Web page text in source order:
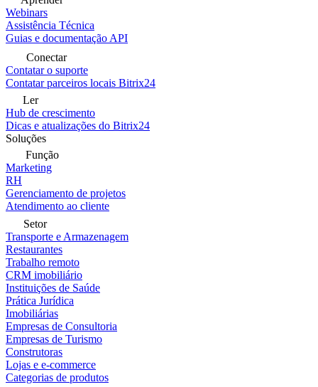
Webinars
Assistência Técnica
Guias e documentação API
Conectar
Contatar o suporte
Contatar parceiros locais Bitrix24
Ler
Hub de crescimento
Dicas e atualizações do Bitrix24
Soluções
Função
Marketing
RH
Gerenciamento de projetos
Atendimento ao cliente
Setor
Transporte e Armazenagem
Restaurantes
Trabalho remoto
CRM imobiliário
Instituições de Saúde
Prática Jurídica
Imobiliárias
Empresas de Consultoria
Empresas de Turismo
Construtoras
Lojas e e-commerce
Categorias de produtos